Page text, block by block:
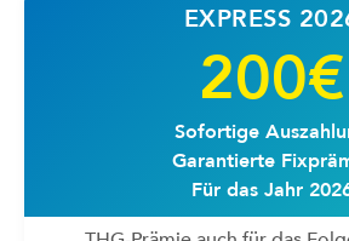
EXPRESS
200€
Sofortige
Garantierte
Für das Jahr